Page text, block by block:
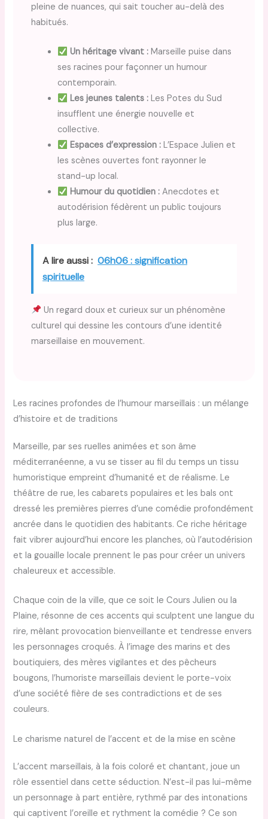
pleine de nuances, qui sait toucher au-delà des
habitués.
Un héritage vivant :Marseille puise dans
ses racines pour façonner un humour
contemporain.
Les jeunes talents :Les Potes du Sud
insufflent une énergie nouvelle et
collective.
Espaces d’expression :L’Espace Julien et
les scènes ouvertes font rayonner le
stand-up local.
Humour du quotidien :Anecdotes et
autodérision fédèrent un public toujours
plus large.
A lire aussi : 06h06 : signification
spirituelle
Un regard doux et curieux sur un phénomène
culturel qui dessine les contours d’une identité
marseillaise en mouvement.
Les racines profondes de l’humour marseillais : un mélange
d’histoire et de traditions
Marseille, par ses ruelles animées et son âme
méditerranéenne, a vu se tisser au fil du temps un tissu
humoristique empreint d’humanité et de réalisme. Le
théâtre de rue, les cabarets populaires et les bals ont
dressé les premières pierres d’une comédie profondément
ancrée dans le quotidien des habitants. Ce riche héritage
fait vibrer aujourd’hui encore les planches, où l’autodérision
et la gouaille locale prennent le pas pour créer un univers
chaleureux et accessible.
Chaque coin de la ville, que ce soit le Cours Julien ou la
Plaine, résonne de ces accents qui sculptent une langue du
rire, mêlant provocation bienveillante et tendresse envers
les personnages croqués. À l’image des marins et des
boutiquiers, des mères vigilantes et des pêcheurs
bougons, l’humoriste marseillais devient le porte-voix
d’une société fière de ses contradictions et de ses
couleurs.
Le charisme naturel de l’accent et de la mise en scène
L’accent marseillais, à la fois coloré et chantant, joue un
rôle essentiel dans cette séduction. N’est-il pas lui-même
un personnage à part entière, rythmé par des intonations
qui captivent l’oreille et rythment la comédie ? Ce son